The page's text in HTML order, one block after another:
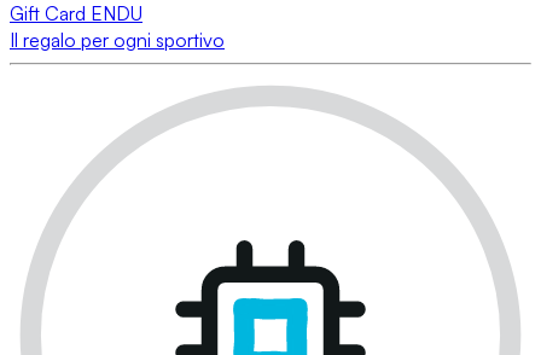
Gift Card ENDU
Il regalo per ogni sportivo